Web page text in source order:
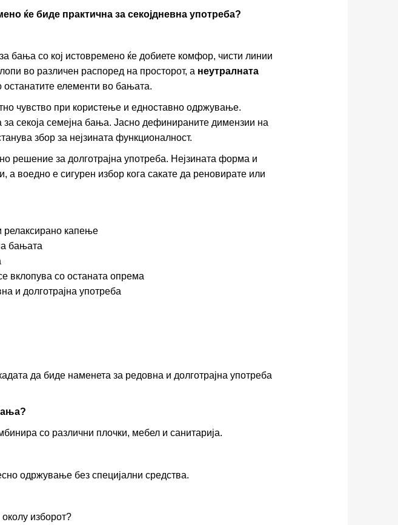
ќе биде практична за секојдневна употреба?
бања со кој истовремено ќе добиете комфор, чисти линии
во различен распоред на просторот, а неутралната
елементи во бањата.
чувство при користење и едноставно одржување.
секоја семејна бања. Јасно дефинираните димензии на
збор за нејзината функционалност.
решение за долготрајна употреба. Нејзината форма и
воедно е сигурен избор кога сакате да реновирате или
релаксирано капење
бањата
вклопува со останата опрема
и долготрајна употреба
да биде наменета за редовна и долготрајна употреба
со различни плочки, мебел и санитарија.
одржување без специјални средства.
изборот?